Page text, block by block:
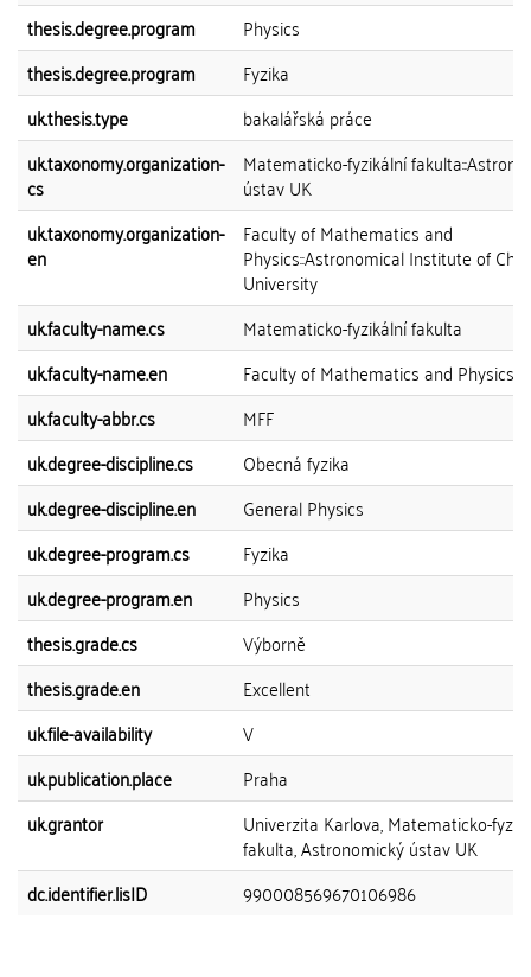
thesis.degree.program
Physics
thesis.degree.program
Fyzika
uk.thesis.type
bakalářská práce
uk.taxonomy.organization-
cs
Matematicko-fyzikální
ústav UK
uk.taxonomy.organization-
en
Faculty of Mathematics and
Physics::Astronomical Institute of
University
uk.faculty-name.cs
Matematicko-fyzikální fakulta
uk.faculty-name.en
Faculty of Mathematics and Physics
uk.faculty-abbr.cs
MFF
uk.degree-discipline.cs
Obecná fyzika
uk.degree-discipline.en
General Physics
uk.degree-program.cs
Fyzika
uk.degree-program.en
Physics
thesis.grade.cs
Výborně
thesis.grade.en
Excellent
uk.file-availability
V
uk.publication.place
Praha
uk.grantor
Univerzita Karlova, Matematicko-
fakulta, Astronomický ústav UK
dc.identifier.lisID
990008569670106986